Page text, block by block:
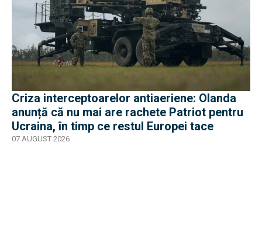
Criza interceptoarelor antiaeriene: Olanda
anunță că nu mai are rachete Patriot pentru
Ucraina, în timp ce restul Europei tace
07 AUGUST 2026